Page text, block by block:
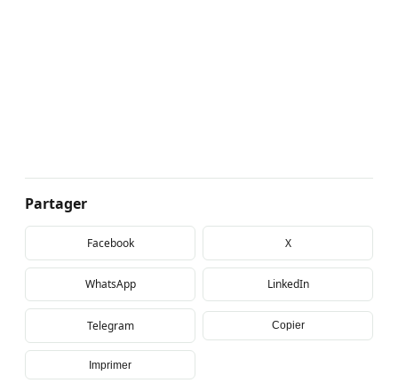
Partager
Facebook X
WhatsApp LinkedIn
Telegram Copier
Imprimer